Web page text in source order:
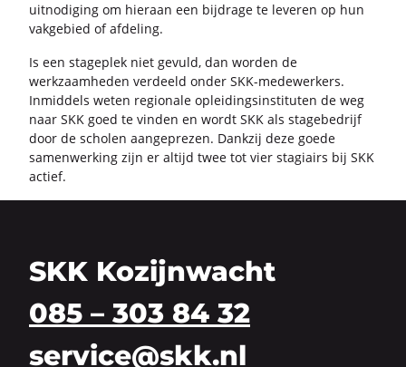
uit­no­di­ging om hier­aan een bij­dra­ge te le­ve­ren op hun
vak­ge­bied of af­de­ling.
Is een sta­ge­plek niet ge­vuld, dan wor­den de
werk­zaam­he­den ver­deeld onder SKK-​medewerkers.
In­mid­dels weten re­gi­o­na­le op­lei­dings­in­sti­tu­ten de weg
naar SKK goed te vin­den en wordt SKK als sta­ge­be­drijf
door de scho­len aan­ge­pre­zen. Dank­zij deze goede
sa­men­wer­king zijn er al­tijd twee tot vier sta­gi­airs bij SKK
ac­tief.
SKK Kozijnwacht
085 – 303 84 32
service@skk.nl